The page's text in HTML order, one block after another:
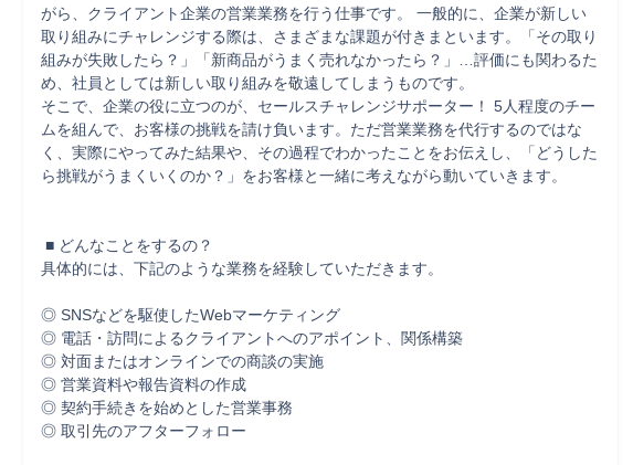
がら、クライアント企業の営業業務を行う仕事です。 一般的に、企業が新しい
取り組みにチャレンジする際は、さまざまな課題が付きまといます。「その取り
組みが失敗したら？」「新商品がうまく売れなかったら？」…評価にも関わるた
め、社員としては新しい取り組みを敬遠してしまうものです。
そこで、企業の役に立つのが、セールスチャレンジサポーター！ 5人程度のチー
ムを組んで、お客様の挑戦を請け負います。ただ営業業務を代行するのではな
く、実際にやってみた結果や、その過程でわかったことをお伝えし、「どうした
ら挑戦がうまくいくのか？」をお客様と一緒に考えながら動いていきます。
具体的には、下記のような業務を経験していただきます。
◎ SNSなどを駆使したWebマーケティング
◎ 電話・訪問によるクライアントへのアポイント、関係構築
◎ 対面またはオンラインでの商談の実施
◎ 営業資料や報告資料の作成
◎ 契約手続きを始めとした営業事務
◎ 取引先のアフターフォロー